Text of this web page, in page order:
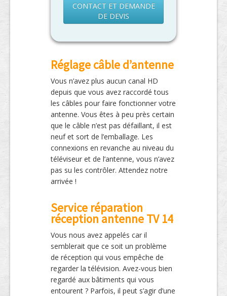
CONTACT ET DEMANDE
DE DEVIS
Réglage câble d’antenne
Vous n’avez plus aucun canal HD
depuis que vous avez raccordé tous
les câbles pour faire fonctionner votre
antenne. Vous êtes à peu près certain
que le câble n’est pas défaillant, il est
neuf et sort de l’emballage. Les
connexions en revanche au niveau du
téléviseur et de l’antenne, vous n’avez
pas su les contrôler. Attendez notre
arrivée !
Service réparation
réception antenne TV 14
Vous nous avez appelés car il
semblerait que ce soit un problème
de réception qui vous empêche de
regarder la télévision. Avez-vous bien
regardé aux bâtiments qui vous
entourent ? Parfois, il peut s’agir d’une